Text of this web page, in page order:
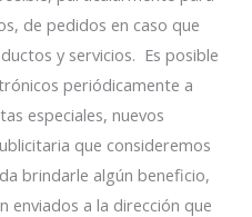
de pedidos en caso que
y servicios. Es posible
periódicamente a
especiales, nuevos
que consideremos
brindarle algún beneficio,
enviados a la dirección que